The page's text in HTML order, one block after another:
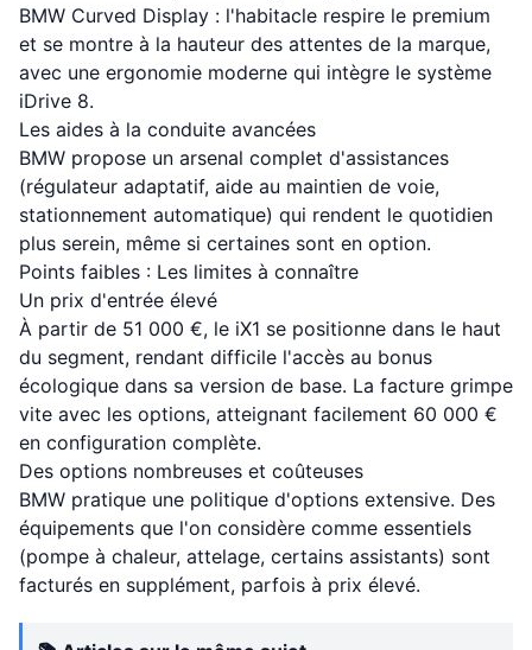
BMW Curved Display : l'habitacle respire le premium
et se montre à la hauteur des attentes de la marque,
avec une ergonomie moderne qui intègre le système
iDrive 8.
Les aides à la conduite avancées
BMW propose un arsenal complet d'assistances
(régulateur adaptatif, aide au maintien de voie,
stationnement automatique) qui rendent le quotidien
plus serein, même si certaines sont en option.
Points faibles : Les limites à connaître
Un prix d'entrée élevé
À partir de 51 000 €, le iX1 se positionne dans le haut
du segment, rendant difficile l'accès au bonus
écologique dans sa version de base. La facture grimpe
vite avec les options, atteignant facilement 60 000 €
en configuration complète.
Des options nombreuses et coûteuses
BMW pratique une politique d'options extensive. Des
équipements que l'on considère comme essentiels
(pompe à chaleur, attelage, certains assistants) sont
facturés en supplément, parfois à prix élevé.